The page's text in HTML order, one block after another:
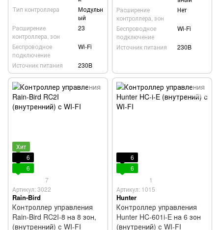
Тип контроллера
Модульн
ый
Расширение
контроллера, зон
23
Беспроводное
подключение
Wi-Fi
Источник питания 230B
Расширение
контроллера, зон
Нет
Беспроводное
подключение
Wi-Fi
Источник питания 230B
Хит
6
6
7
Артикул: 3022
Rain-Bird
Контроллер управления
Rain-Bird RC2I-8 на 8 зон,
(внутренний) с WI-FI
6
6
1
Артикул: 1015
Hunter
Контроллер управления
Hunter HC-601i-E на 6 зон
(внутрений) с WI-FI